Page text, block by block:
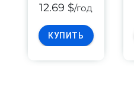
12.69 $/год
КУПИТЬ